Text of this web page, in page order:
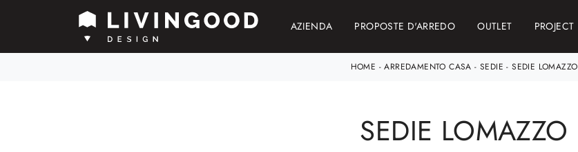
AZIENDA PROPOSTE D'ARREDO OUTLET PROJECT
HOME -ARREDAMENTO CASA - SEDIE -SEDIE LOMAZZO
SEDIE LOMAZZO